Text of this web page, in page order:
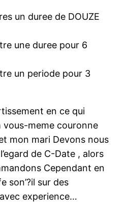
un duree de DOUZE
une duree pour 6
un periode pour 3
en ce qui
meme couronne
mon mari Devons nous
de C-Date , alors
Cependant en
son’?il sur des
experience…